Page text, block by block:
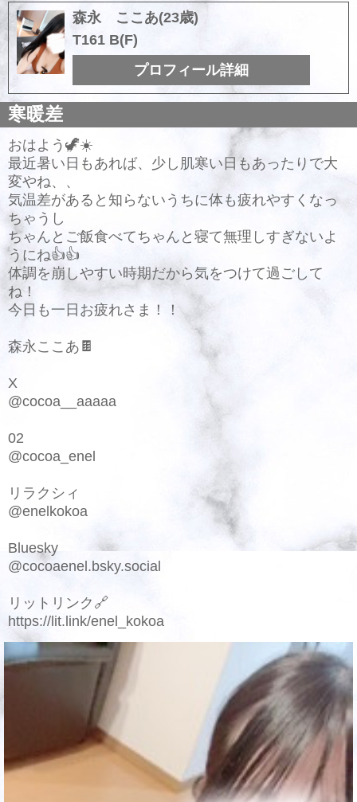
森永 ここあ(23歳)
T161 B(F)
プロフィール詳細
寒暖差
おはよう🦖☀️
最近暑い日もあれば、少し肌寒い日もあったりで大
変やね、、
気温差があると知らないうちに体も疲れやすくなっ
ちゃうし
ちゃんとご飯食べてちゃんと寝て無理しすぎないよ
うにね👍👍
体調を崩しやすい時期だから気をつけて過ごして
ね！
今日も一日お疲れさま！！
森永ここあ🍫
X
@cocoa__aaaaa
02
@cocoa_enel
リラクシィ
@enelkokoa
Bluesky
@cocoaenel.bsky.social
リットリンク🔗
https://lit.link/enel_kokoa